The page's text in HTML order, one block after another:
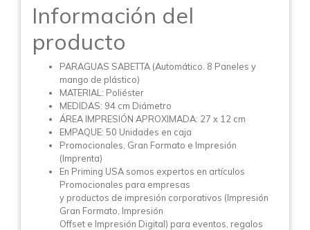
Información del
producto
PARAGUAS SABETTA (Automático. 8 Paneles y
mango de plástico)
MATERIAL: Poliéster
MEDIDAS: 94 cm Diámetro
ÁREA IMPRESIÓN APROXIMADA: 27 x 12 cm
EMPAQUE: 50 Unidades en caja
Promocionales, Gran Formato e Impresión
(Imprenta)
En Priming USA somos expertos en artículos
Promocionales para empresas
y productos de impresión corporativos (Impresión
Gran Formato, Impresión
Offset e Impresión Digital) para eventos, regalos